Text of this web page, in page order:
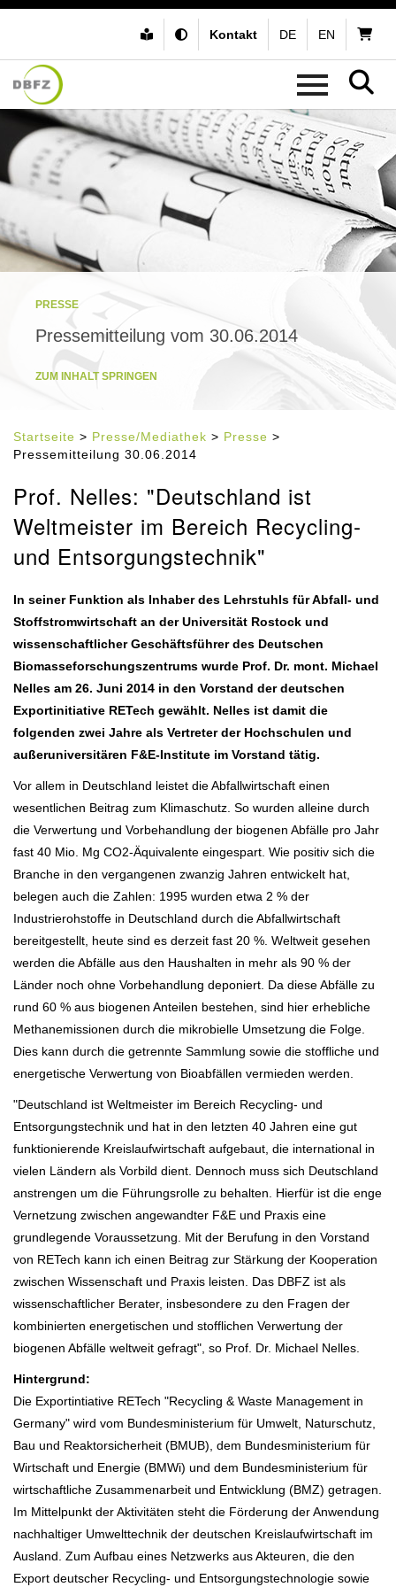
Kontakt DE EN
PRESSE
Pressemitteilung vom 30.06.2014
ZUM INHALT SPRINGEN
Startseite > Presse/Mediathek > Presse >
Pressemitteilung 30.06.2014
Prof. Nelles: "Deutschland ist
Weltmeister im Bereich Recycling-
und Entsorgungstechnik"
In seiner Funktion als Inhaber des Lehrstuhls für Abfall- und
Stoffstromwirtschaft an der Universität Rostock und
wissenschaftlicher Geschäftsführer des Deutschen
Biomasseforschungszentrums wurde Prof. Dr. mont. Michael
Nelles am 26. Juni 2014 in den Vorstand der deutschen
Exportinitiative RETech gewählt. Nelles ist damit die
folgenden zwei Jahre als Vertreter der Hochschulen und
außeruniversitären F&E-Institute im Vorstand tätig.
Vor allem in Deutschland leistet die Abfallwirtschaft einen
wesentlichen Beitrag zum Klimaschutz. So wurden alleine durch
die Verwertung und Vorbehandlung der biogenen Abfälle pro Jahr
fast 40 Mio. Mg CO2-Äquivalente eingespart. Wie positiv sich die
Branche in den vergangenen zwanzig Jahren entwickelt hat,
belegen auch die Zahlen: 1995 wurden etwa 2 % der
Industrierohstoffe in Deutschland durch die Abfallwirtschaft
bereitgestellt, heute sind es derzeit fast 20 %. Weltweit gesehen
werden die Abfälle aus den Haushalten in mehr als 90 % der
Länder noch ohne Vorbehandlung deponiert. Da diese Abfälle zu
rund 60 % aus biogenen Anteilen bestehen, sind hier erhebliche
Methanemissionen durch die mikrobielle Umsetzung die Folge.
Dies kann durch die getrennte Sammlung sowie die stoffliche und
energetische Verwertung von Bioabfällen vermieden werden.
"Deutschland ist Weltmeister im Bereich Recycling- und
Entsorgungstechnik und hat in den letzten 40 Jahren eine gut
funktionierende Kreislaufwirtschaft aufgebaut, die international in
vielen Ländern als Vorbild dient. Dennoch muss sich Deutschland
anstrengen um die Führungsrolle zu behalten. Hierfür ist die enge
Vernetzung zwischen angewandter F&E und Praxis eine
grundlegende Voraussetzung. Mit der Berufung in den Vorstand
von RETech kann ich einen Beitrag zur Stärkung der Kooperation
zwischen Wissenschaft und Praxis leisten. Das DBFZ ist als
wissenschaftlicher Berater, insbesondere zu den Fragen der
kombinierten energetischen und stofflichen Verwertung der
biogenen Abfälle weltweit gefragt", so Prof. Dr. Michael Nelles.
Hintergrund:
Die Exportintiative RETech "Recycling & Waste Management in
Germany" wird vom Bundesministerium für Umwelt, Naturschutz,
Bau und Reaktorsicherheit (BMUB), dem Bundesministerium für
Wirtschaft und Energie (BMWi) und dem Bundesministerium für
wirtschaftliche Zusammenarbeit und Entwicklung (BMZ) getragen.
Im Mittelpunkt der Aktivitäten steht die Förderung der Anwendung
nachhaltiger Umwelttechnik der deutschen Kreislaufwirtschaft im
Ausland. Zum Aufbau eines Netzwerks aus Akteuren, die den
Export deutscher Recycling- und Entsorgungstechnologie sowie